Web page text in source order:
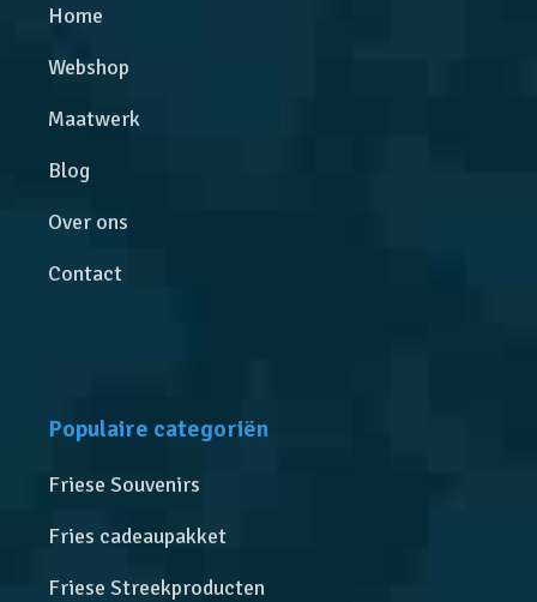
Home
Webshop
Maatwerk
Blog
Over ons
Contact
Populaire categoriën
Friese Souvenirs
Fries cadeaupakket
Friese Streekproducten